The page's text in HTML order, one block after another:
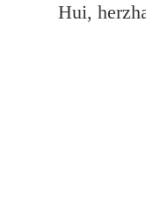
Hui,